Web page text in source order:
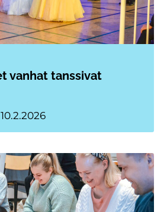
vanhat tanssivat
10.2.2026